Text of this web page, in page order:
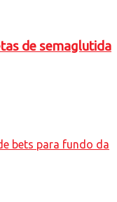
de semaglutida